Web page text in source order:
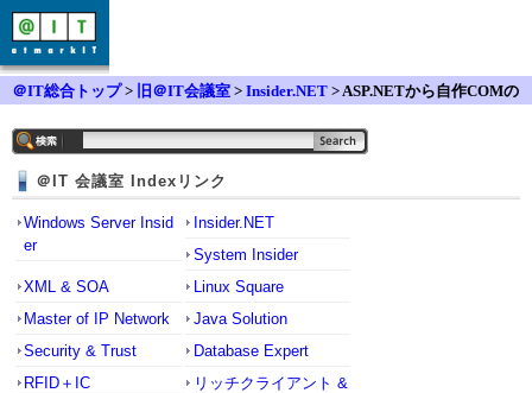
＠IT総合トップ> 旧＠IT会議室 > Insider.NET > ASP.NETから自作COMの
＠IT 会議室 Indexリンク
Windows Server Insid
er
Insider.NET
System Insider
XML & SOA
Linux Square
Master of IP Network
Java Solution
Security & Trust
Database Expert
RFID＋IC
リッチクライアント &